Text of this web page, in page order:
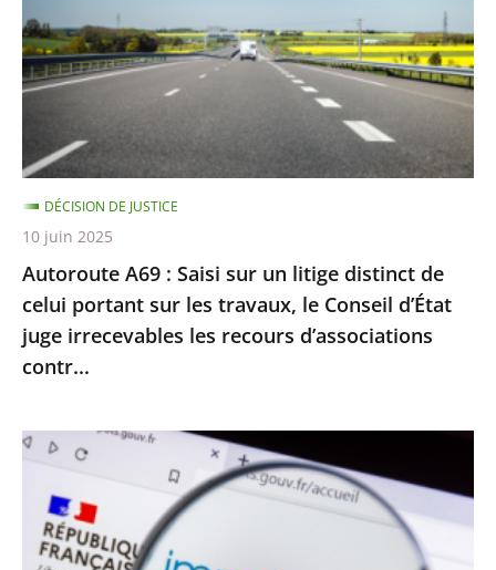
mandats
de
conseillers
sur
un
litige
de
celui
portant
sur
les
travaux,
le
Conseil
juge
irrecevables
recours
d’associations
Autoroute A69 : Saisi sur un litige distinct de
celui portant sur les travaux, le Conseil d’État
juge irrecevables les recours d’associations
contr...
DÉCISION DE JUSTICE
10 juin 2025
Impôt
revenu